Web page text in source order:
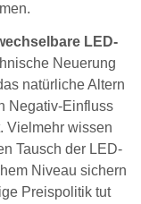
LED-
Neuerung
natürliche Altern
Negativ-Einfluss
Vielmehr wissen
Tausch der LED-
Niveau sichern
Preispolitik tut